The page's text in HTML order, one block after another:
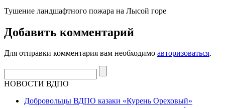
Тушение ландшафтного пожара на Лысой горе
Добавить комментарий
Для отправки комментария вам необходимо авторизоваться.
НОВОСТИ ВДПО
Добровольцы ВДПО казаки «Курень Ореховый»